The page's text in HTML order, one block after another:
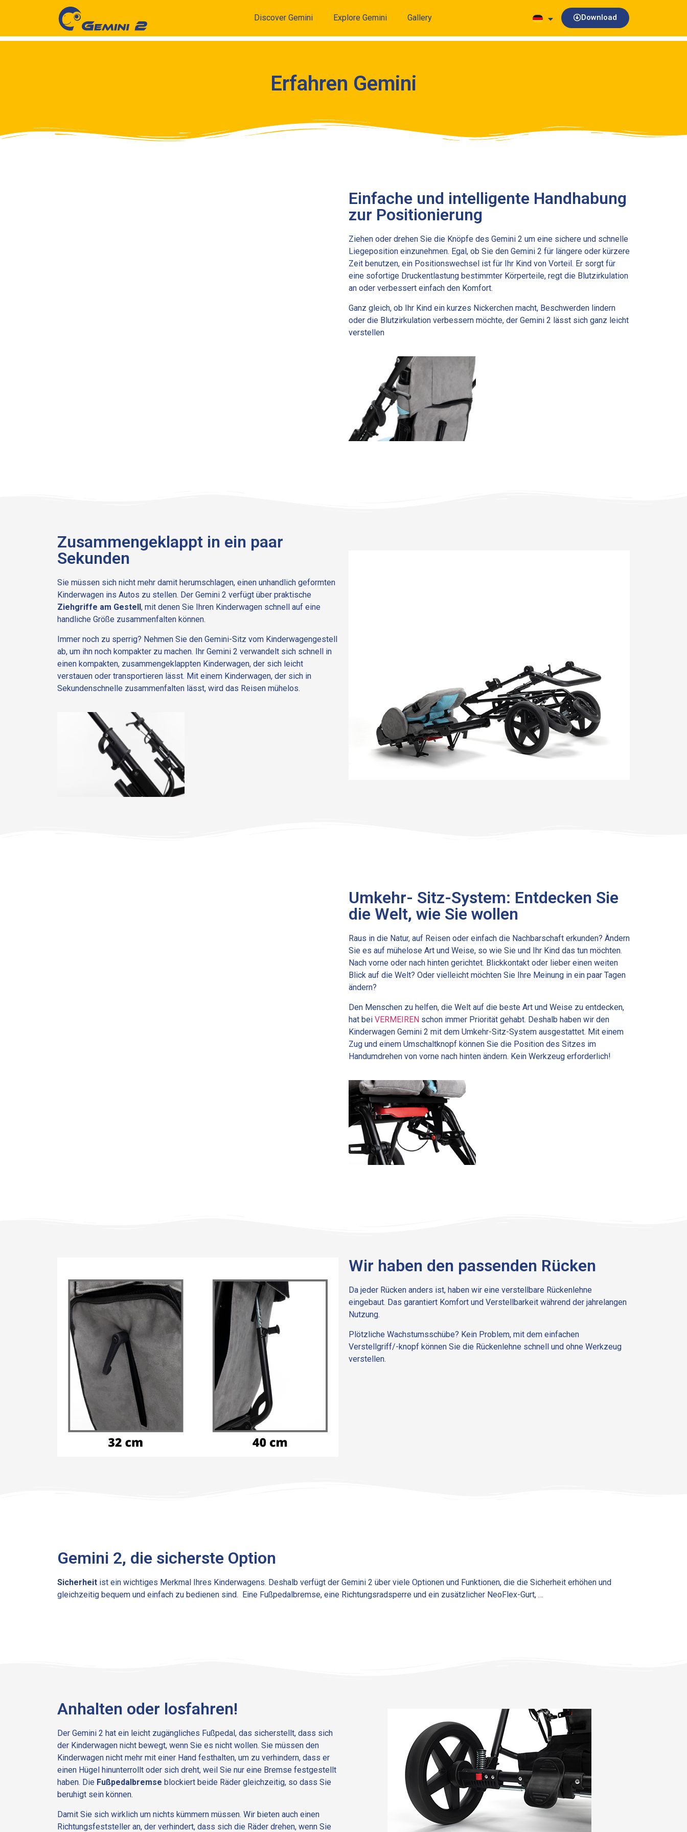
Discover Gemini Explore Gemini Gallery Download
Erfahren Gemini
Einfache und intelligente Handhabung
zur Positionierung
Ziehen oder drehen Sie die Knöpfe des Gemini 2 um eine sichere und schnelle
Liegeposition einzunehmen. Egal, ob Sie den Gemini 2 für längere oder kürzere
Zeit benutzen, ein Positionswechsel ist für Ihr Kind von Vorteil. Er sorgt für
eine sofortige Druckentlastung bestimmter Körperteile, regt die Blutzirkulation
an oder verbessert einfach den Komfort.
Ganz gleich, ob Ihr Kind ein kurzes Nickerchen macht, Beschwerden lindern
oder die Blutzirkulation verbessern möchte, der Gemini 2 lässt sich ganz leicht
verstellen
Zusammengeklappt in ein paar
Sekunden
Sie müssen sich nicht mehr damit herumschlagen, einen unhandlich geformten
Kinderwagen ins Autos zu stellen. Der Gemini 2 verfügt über praktische
Ziehgriffe am Gestell , mit denen Sie Ihren Kinderwagen schnell auf eine
handliche Größe zusammenfalten können.
Immer noch zu sperrig? Nehmen Sie den Gemini-Sitz vom Kinderwagengestell
ab, um ihn noch kompakter zu machen. Ihr Gemini 2 verwandelt sich schnell in
einen kompakten, zusammengeklappten Kinderwagen, der sich leicht
verstauen oder transportieren lässt. Mit einem Kinderwagen, der sich in
Sekundenschnelle zusammenfalten lässt, wird das Reisen mühelos.
Umkehr- Sitz-System: Entdecken Sie
die Welt, wie Sie wollen
Raus in die Natur, auf Reisen oder einfach die Nachbarschaft erkunden? Ändern
Sie es auf mühelose Art und Weise, so wie Sie und Ihr Kind das tun möchten.
Nach vorne oder nach hinten gerichtet. Blickkontakt oder lieber einen weiten
Blick auf die Welt? Oder vielleicht möchten Sie Ihre Meinung in ein paar Tagen
ändern?
Den Menschen zu helfen, die Welt auf die beste Art und Weise zu entdecken,
hat bei VERMEIREN schon immer Priorität gehabt. Deshalb haben wir den
Kinderwagen Gemini 2 mit dem Umkehr-Sitz-System ausgestattet. Mit einem
Zug und einem Umschaltknopf können Sie die Position des Sitzes im
Handumdrehen von vorne nach hinten ändern. Kein Werkzeug erforderlich!
Wir haben den passenden Rücken
Da jeder Rücken anders ist, haben wir eine verstellbare Rückenlehne
eingebaut. Das garantiert Komfort und Verstellbarkeit während der jahrelangen
Nutzung.
Plötzliche Wachstumsschübe? Kein Problem, mit dem einfachen
Verstellgriff/-knopf können Sie die Rückenlehne schnell und ohne Werkzeug
verstellen.
Gemini 2, die sicherste Option
Sicherheit ist ein wichtiges Merkmal Ihres Kinderwagens. Deshalb verfügt der Gemini 2 über viele Optionen und Funktionen, die die Sicherheit erhöhen und
gleichzeitig bequem und einfach zu bedienen sind. Eine Fußpedalbremse, eine Richtungsradsperre und ein zusätzlicher NeoFlex-Gurt, …
Anhalten oder losfahren!
Der Gemini 2 hat ein leicht zugängliches Fußpedal, das sicherstellt, dass sich
der Kinderwagen nicht bewegt, wenn Sie es nicht wollen. Sie müssen den
Kinderwagen nicht mehr mit einer Hand festhalten, um zu verhindern, dass er
einen Hügel hinunterrollt oder sich dreht, weil Sie nur eine Bremse festgestellt
haben. Die Fußpedalbremse blockiert beide Räder gleichzeitig, so dass Sie
beruhigt sein können.
Damit Sie sich wirklich um nichts kümmern müssen. Wir bieten auch einen
Richtungsfeststeller an, der verhindert, dass sich die Räder drehen, wenn Sie